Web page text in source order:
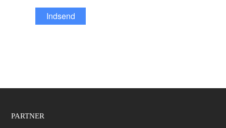
Indsend
PARTNER